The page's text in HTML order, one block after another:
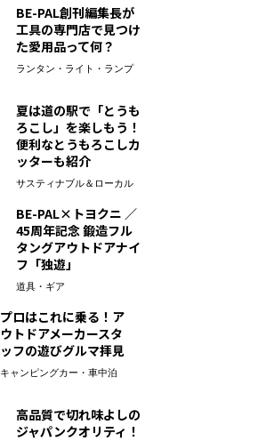
BE-PAL創刊編集長が
工具の専門店で見つけ
た愛用品って何？
ランタン・ライト・ランプ
夏は道の駅で「とうも
ろこし」を楽しもう！
便利なとうもろこしカ
ッターも紹介
サスティナブル＆ローカル
BE-PAL×トヨクニ ／
45周年記念 鍛造フル
タングアウトドアナイ
フ「独遊」
道具・ギア
プロはこれに乗る！ア
ウトドアメーカースタ
ッフの遊びグルマ拝見
キャンピングカー・車中泊
高品質で切れ味よしの
ジャパンクオリティ！